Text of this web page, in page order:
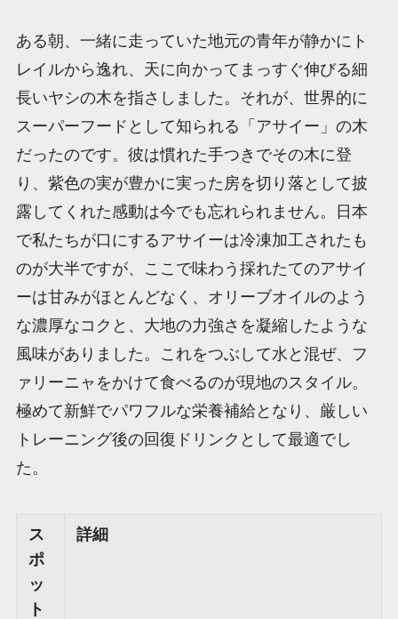
ある朝、一緒に走っていた地元の青年が静かにト
レイルから逸れ、天に向かってまっすぐ伸びる細
長いヤシの木を指さしました。それが、世界的に
スーパーフードとして知られる「アサイー」の木
だったのです。彼は慣れた手つきでその木に登
り、紫色の実が豊かに実った房を切り落として披
露してくれた感動は今でも忘れられません。日本
で私たちが口にするアサイーは冷凍加工されたも
のが大半ですが、ここで味わう採れたてのアサイ
ーは甘みがほとんどなく、オリーブオイルのよう
な濃厚なコクと、大地の力強さを凝縮したような
風味がありました。これをつぶして水と混ぜ、フ
ァリーニャをかけて食べるのが現地のスタイル。
極めて新鮮でパワフルな栄養補給となり、厳しい
トレーニング後の回復ドリンクとして最適でし
た。
ス
ポ
ッ
ト
詳細